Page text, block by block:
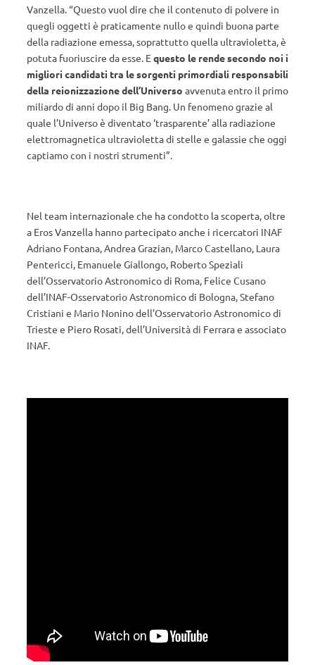
Vanzella. “Questo vuol dire che il contenuto di polvere in
quegli oggetti è praticamente nullo e quindi buona parte
della radiazione emessa, soprattutto quella ultravioletta, è
potuta fuoriuscire da esse. Equesto le rende secondo noi i
migliori candidati tra le sorgenti primordiali responsabili
della reionizzazione dell’Universo avvenuta entro il primo
miliardo di anni dopo il Big Bang. Un fenomeno grazie al
quale l’Universo è diventato ‘trasparente’ alla radiazione
elettromagnetica ultravioletta di stelle e galassie che oggi
captiamo con i nostri strumenti”.
Nel team internazionale che ha condotto la scoperta, oltre
a Eros Vanzella hanno partecipato anche i ricercatori INAF
Adriano Fontana, Andrea Grazian, Marco Castellano, Laura
Pentericci, Emanuele Giallongo, Roberto Speziali
dell’Osservatorio Astronomico di Roma, Felice Cusano
dell’INAF-Osservatorio Astronomico di Bologna, Stefano
Cristiani e Mario Nonino dell’Osservatorio Astronomico di
Trieste e Piero Rosati, dell’Università di Ferrara e associato
INAF.